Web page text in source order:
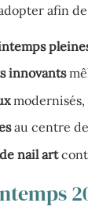
afin
innovants
modernisés,
au centre
nail art